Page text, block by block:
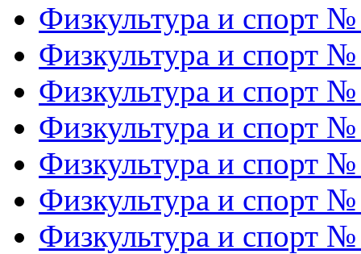
Физкультура и спорт
Физкультура и спорт
Физкультура и спорт
Физкультура и спорт
Физкультура и спорт
Физкультура и спорт
Физкультура и спорт